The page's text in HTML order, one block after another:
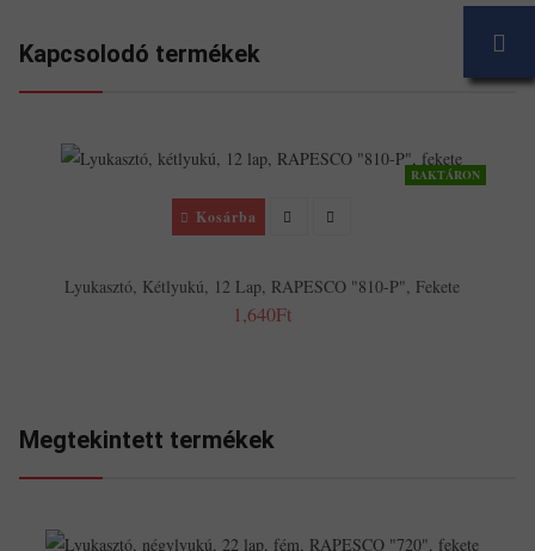
Kapcsolodó termékek
RAKTÁRON
Kosárba
Lyukasztó, Kétlyukú, 12 Lap, RAPESCO "810-P", Fekete
1,640Ft
Megtekintett termékek